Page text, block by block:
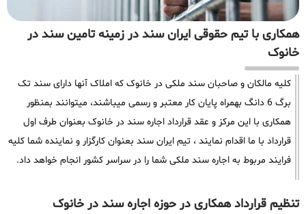
همکاری با تیم حقوقی ایران سند در زمینه تامین سند در
خانوک
کلیه مالکان و صاحبان سند ملکی در خانوک که املاک آنها دارای سند تک
برگ 6 دانگ بهمراه پایان کار معتبر و رسمی میباشند، میتوانند بمنظور
همکاری با این مرکز و عقد قرارداد اجاره سند در خانوک بعنوان طرف اول
قرارداد با ما اقدام نمایند ، تیم ایران سند بعنوان کارگزار و نماینده شما کلیه
فرایند مربوط به اجاره سند ملکی شما را در سراسر کشور انجام خواهد داد.
تنظیم قرارداد همکاری در حوزه اجاره سند در خانوک